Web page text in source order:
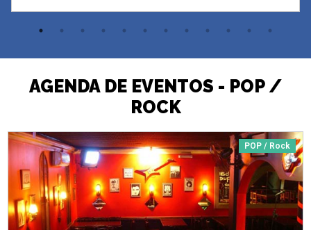
AGENDA DE EVENTOS - POP /
ROCK
POP / Rock